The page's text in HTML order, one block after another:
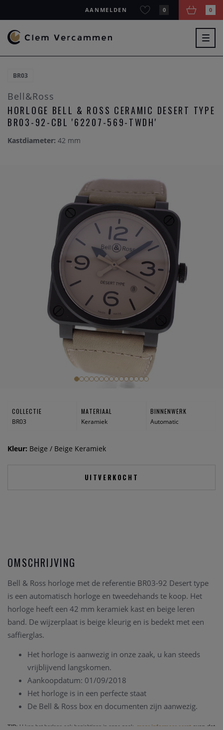
AANMELDEN 0 0
BR03
Bell&Ross
HORLOGE BELL & ROSS CERAMIC DESERT TYPE
BR03-92-CBL '62207-569-TWDH'
Kastdiameter: 42 mm
COLLECTIE
BR03
MATERIAAL
Keramiek
BINNENWERK
Automatic
Kleur: Beige / Beige Keramiek
UITVERKOCHT
OMSCHRIJVING
Bell & Ross horloge met de referentie BR03-92 Desert type
is een automatisch horloge en tweedehands te koop. Het
horloge heeft een 42 mm keramiek kast en beige leren
band. De wijzerplaat is beige kleurig en is bedekt met een
saffierglas.
Het horloge is aanwezig in onze zaak, u kan steeds
vrijblijvend langskomen.
Aankoopdatum: 01/09/2018
Het horloge is in een perfecte staat
De Bell & Ross box en documenten zijn aanwezig.
TIP: U kan het horloge ook bezichtigen in onze zaak, maar informeer eerst even dat